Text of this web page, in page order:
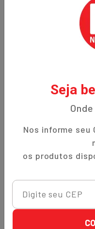
Seja
Nos informe seu
os produtos
Fundada no bairro
compromisso de oferecer
preços justos e um
autenticidade e a tradição
Termos de Uso
Política de Privacidade
Trocas e Devoluções
Nippon-Aji App
Ajuda e Suporte